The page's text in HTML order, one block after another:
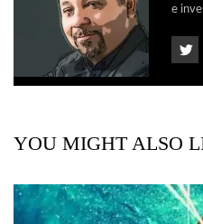
e
YOU MIGHT ALSO